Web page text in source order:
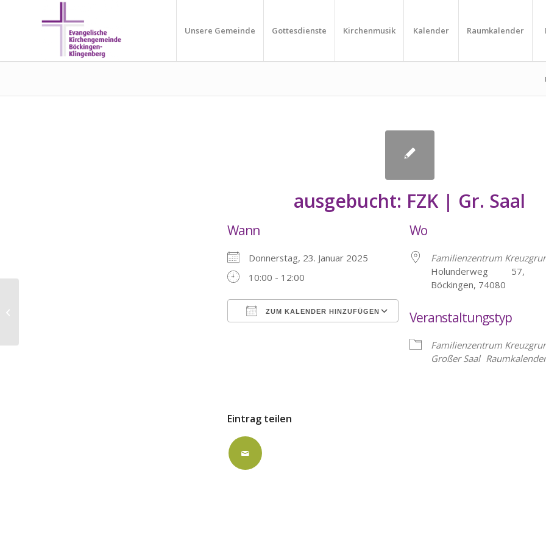
Unsere Gemeinde Gottesdienste Kirchenmusik Kalender Raumkalender
ausgebucht: FZK | Gr. Saal
Wann
Donnerstag, 23. Januar 2025
10:00 - 12:00
ZUM KALENDER HINZUFÜGEN
Wo
Familienzentrum
Holunderweg 57,
Böckingen, 74080
Veranstaltungstyp
Familienzentrum
Großer Saal Raumkalender
Eintrag teilen